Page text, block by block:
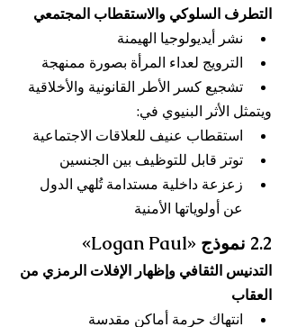
التطرف السلوكي والاستقطاب المجتمعي
نشر أيديولوجيا الهيمنة
الترويج لعداء المرأة بصورة ممنهجة
تشجيع كسر الأطر القانونية والأخلاقية
ويتمثل الأثر البنيوي في:
استقطاب عنيف للعلاقات الاجتماعية
توتر قابل للتوظيف بين الجنسين
زعزعة داخلية مستدامة تُلهي الدول
عن أولوياتها الأمنية
2.2 نموذج «Logan Paul»
التدنيس الثقافي وإظهار الإفلات الرمزي من
العقاب
انتهاك حرمة أماكن مقدسة